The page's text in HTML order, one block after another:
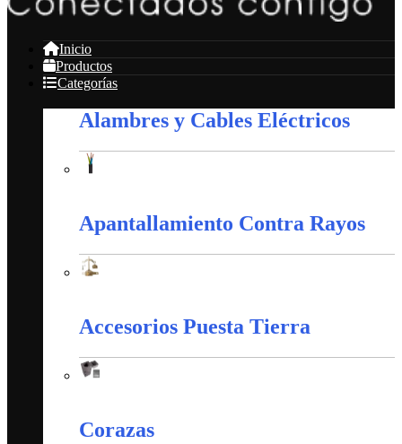
Inicio
Productos
Categorías
Alambres y Cables Eléctricos
Apantallamiento Contra Rayos
Accesorios Puesta Tierra
Corazas